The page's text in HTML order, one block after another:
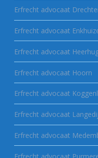
Erfrecht advocaat
Erfrecht advocaat
Erfrecht advocaat
Erfrecht advocaat Hoorn
Erfrecht advocaat
Erfrecht advocaat
Erfrecht advocaat